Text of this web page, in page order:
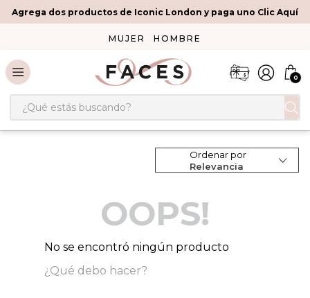
Agrega dos productos de Iconic London y paga uno Clic Aquí
MUJER HOMBRE
0
¿Qué estás buscando?
Ordenar por
Relevancia
OOPS!
No se encontró ningún producto
¿Qué debo hacer?